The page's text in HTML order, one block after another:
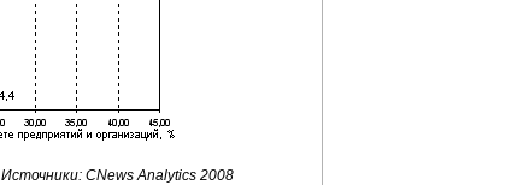
Источники: CNews Analytics 2008